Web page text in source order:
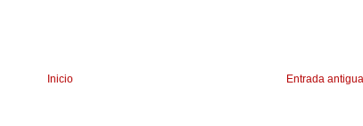
Entrada antigua
Inicio